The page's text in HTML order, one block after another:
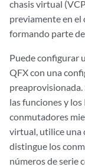
chasis virtual
previamente en
formando parte
Puede configurar
QFX con una
las funciones y
conmutadores
virtual, utilice una
distingue los
números de serie